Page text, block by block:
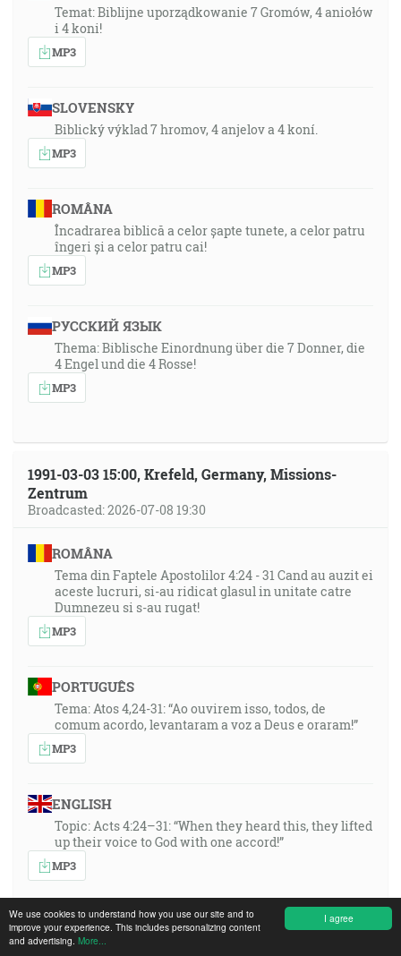
I agree
We use cookies to understand how you use our site and to
improve your experience. This includes personalizing content
and advertising. More...
Temat: Biblijne uporządkowanie 7 Gromów, 4 aniołów
i 4 koni!
MP3
SLOVENSKY
Biblický výklad 7 hromov, 4 anjelov a 4 koní.
MP3
ROMÂNA
Încadrarea biblică a celor șapte tunete, a celor patru
îngeri și a celor patru cai!
MP3
РУССКИЙ ЯЗЫК
Thema: Biblische Einordnung über die 7 Donner, die
4 Engel und die 4 Rosse!
MP3
1991-03-03 15:00, Krefeld, Germany, Missions-
Zentrum
Broadcasted: 2026-07-08 19:30
ROMÂNA
Tema din Faptele Apostolilor 4:24 - 31 Cand au auzit ei
aceste lucruri, si-au ridicat glasul in unitate catre
Dumnezeu si s-au rugat!
MP3
PORTUGUÊS
Tema: Atos 4,24-31: “Ao ouvirem isso, todos, de
comum acordo, levantaram a voz a Deus e oraram!”
MP3
ENGLISH
Topic: Acts 4:24–31: “When they heard this, they lifted
up their voice to God with one accord!”
MP3
DEUTSCH
Thema: Apg. 4,24-31: Als jene es vernommen hatten,